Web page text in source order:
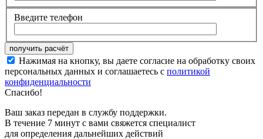
Введите телефон
Нажимая на кнопку, вы даете согласие на обработку своих
персональных данных и соглашаетесь с политикой
конфиденциальности
Спасибо!
Ваш заказ передан в службу поддержки.
В течение 7 минут с вами свяжется специалист
для определения дальнейших действий